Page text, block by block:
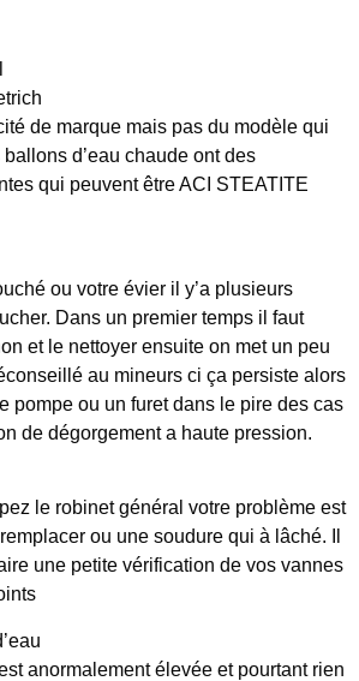
de marque mais pas du modèle qui
d’eau chaude ont des
qui peuvent être ACI STEATITE
ou votre évier il y’a plusieurs
Dans un premier temps il faut
et le nettoyer ensuite on met un peu
au mineurs ci ça persiste alors
pompe ou un furet dans le pire des cas
de dégorgement a haute pression.
le robinet général votre problème est
ou une soudure qui à lâché. Il
une petite vérification de vos vannes
anormalement élevée et pourtant rien